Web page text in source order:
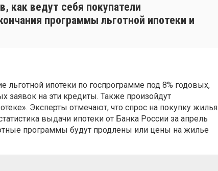
как ведут себя покупатели
программы льготной ипотеки и
льготной ипотеки по госпрограмме под 8% годовых,
заявок на эти кредиты. Также произойдут
Эксперты отмечают, что спрос на покупку жилья
выдачи ипотеки от Банка России за апрель
программы будут продлены или цены на жилье